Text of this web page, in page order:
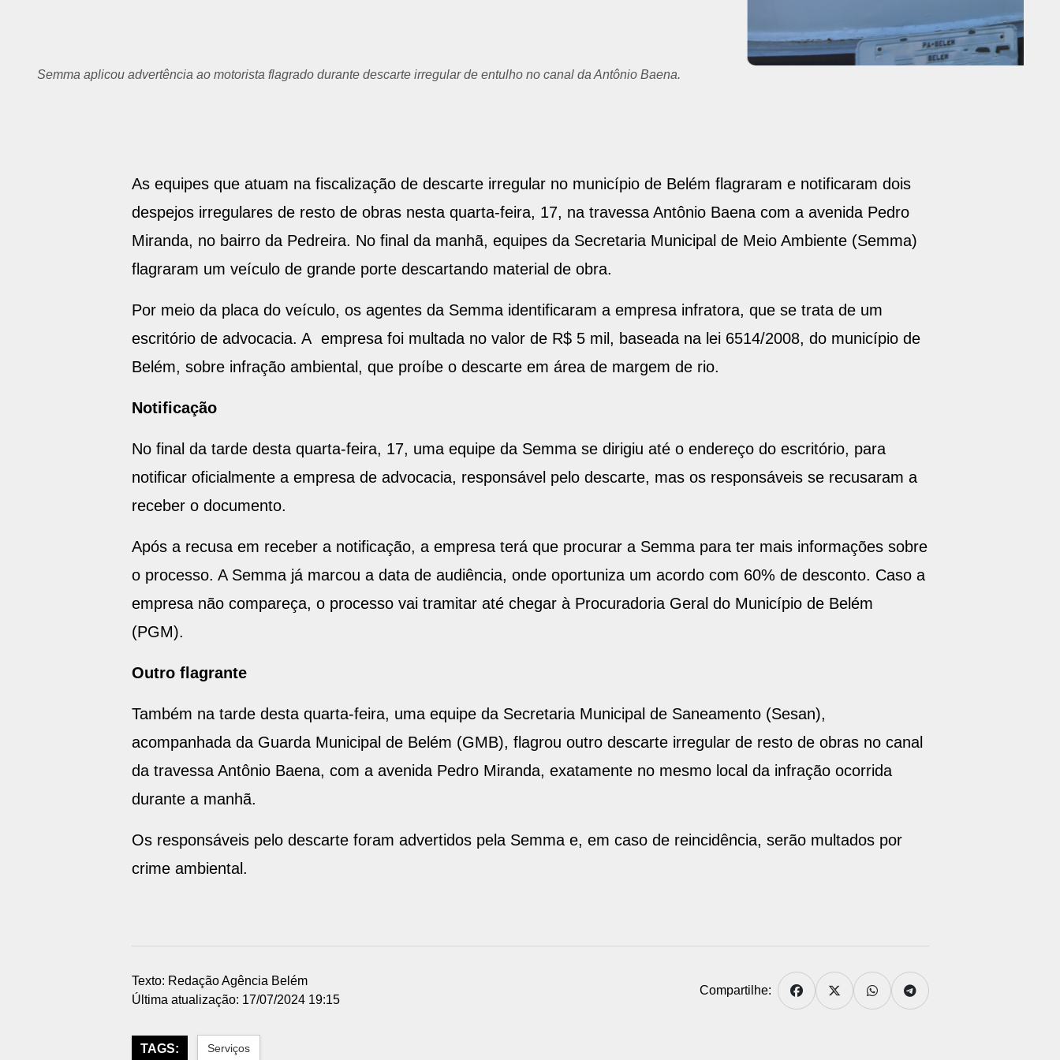
Semma aplicou advertência ao motorista flagrado durante descarte irregular de entulho no canal da Antônio Baena.
As equipes que atuam na fiscalização de descarte irregular no município de Belém flagraram e notificaram dois
despejos irregulares de resto de obras nesta quarta-feira, 17, na travessa Antônio Baena com a avenida Pedro
Miranda, no bairro da Pedreira. No final da manhã, equipes da Secretaria Municipal de Meio Ambiente (Semma)
flagraram um veículo de grande porte descartando material de obra.
Por meio da placa do veículo, os agentes da Semma identificaram a empresa infratora, que se trata de um
escritório de advocacia. A empresa foi multada no valor de R$ 5 mil, baseada na lei 6514/2008, do município de
Belém, sobre infração ambiental, que proíbe o descarte em área de margem de rio.
Notificação
No final da tarde desta quarta-feira, 17, uma equipe da Semma se dirigiu até o endereço do escritório, para
notificar oficialmente a empresa de advocacia, responsável pelo descarte, mas os responsáveis se recusaram a
receber o documento.
Após a recusa em receber a notificação, a empresa terá que procurar a Semma para ter mais informações sobre
o processo. A Semma já marcou a data de audiência, onde oportuniza um acordo com 60% de desconto. Caso a
empresa não compareça, o processo vai tramitar até chegar à Procuradoria Geral do Município de Belém
(PGM).
Outro flagrante
Também na tarde desta quarta-feira, uma equipe da Secretaria Municipal de Saneamento (Sesan),
acompanhada da Guarda Municipal de Belém (GMB), flagrou outro descarte irregular de resto de obras no canal
da travessa Antônio Baena, com a avenida Pedro Miranda, exatamente no mesmo local da infração ocorrida
durante a manhã.
Os responsáveis pelo descarte foram advertidos pela Semma e, em caso de reincidência, serão multados por
crime ambiental.
Texto: Redação Agência Belém
Última atualização: 17/07/2024 19:15
Compartilhe:
TAGS: Serviços